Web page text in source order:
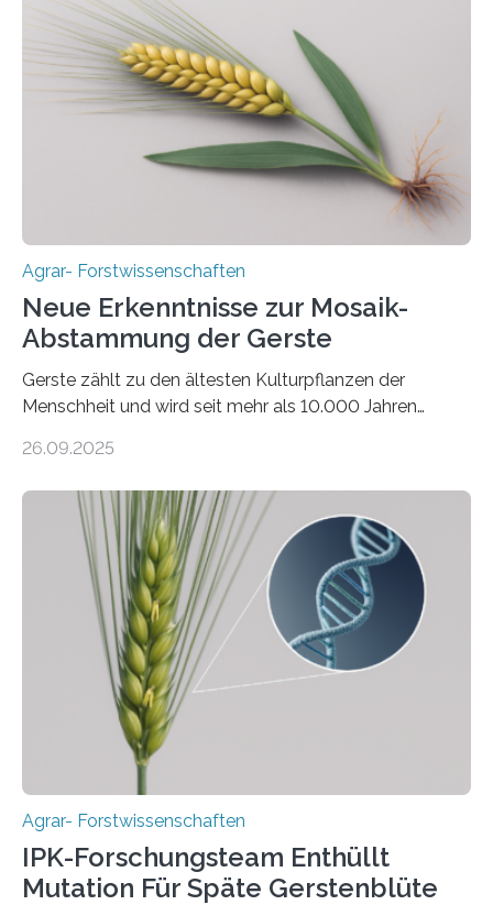
aus landwirtschaftlichen Kulturen ist ein zentrales
Anliegen im Zuge der europäischen Klimaziele, bis
2050 klimaneutral zu werden. In Deutschland dominiert
bislang der Mais als Energiepflanze, doch sein Anbau
bringt ökologische Herausforderungen mit sich:
Bodenerosion, Nährstoffauswaschung und…
Agrar- Forstwissenschaften
Neue Erkenntnisse zur Mosaik-
Abstammung der Gerste
Gerste zählt zu den ältesten Kulturpflanzen der
Menschheit und wird seit mehr als 10.000 Jahren
einzigen Ort domestiziert wurde. Eine neue Studie eines
Instituts für Pflanzengenetik und
Kulturpflanzenforschung (IPK) zeigt, dass die heutige
Gerste aus verschiedenen Wildpopulationen im
sogenannten Fruchtbaren Halbmond hervorgegangen
ist. Sie besitzt also eine Art „Mosaik-Abstammung“. Die
Ergebnisse der Studie wurden heute in der
Fachzeitschrift „Nature“ veröffentlicht. Die
Forschungsgruppe hat die Evolution und…
26.09.2025
Agrar- Forstwissenschaften
IPK-Forschungsteam Enthüllt
Mutation Für Späte Gerstenblüte